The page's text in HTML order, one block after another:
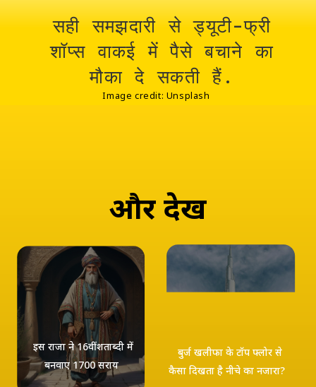
Image credit: Unsplash
सही समझदारी से ड्यूटी-फ्री
शॉप्स वाकई में पैसे बचाने का
मौका दे सकती हैं.
और देखें
इस राजा ने 16वीं शताब्दी में
बनवाए 1700 सराय
बुर्ज खलीफा के टॉप फ्लोर से
कैसा दिखता है नीचे का नजारा?